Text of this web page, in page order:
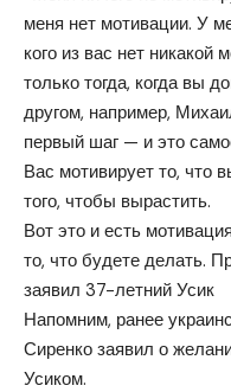
меня нет мотивации. У
кого из вас нет никакой
только тогда, когда вы
другом, например,
первый шаг — и это
Вас мотивирует то, что
того, чтобы вырастить.
Вот это и есть
то, что будете делать.
заявил 37-летний Усик
Напомним, ранее
Сиренко заявил о
Усиком.